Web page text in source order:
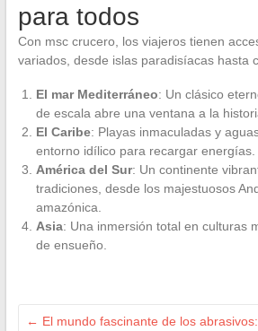
para todos
Con msc crucero, los viajeros tienen
variados, desde islas paradisíacas hasta
El mar Mediterráneo: Un clásico
de escala abre una ventana a la
El Caribe: Playas inmaculadas y
entorno idílico para recargar energías.
América del Sur: Un continente
tradiciones, desde los majestuosos
amazónica.
Asia: Una inmersión total en culturas
de ensueño.
← El mundo fascinante de los